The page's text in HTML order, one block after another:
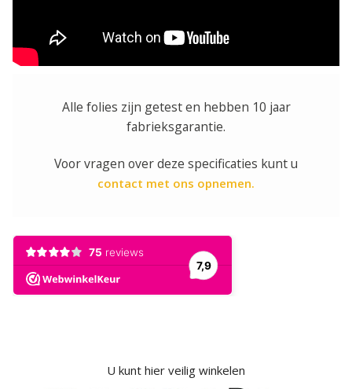
Alle folies zijn getest en hebben 10 jaar
fabrieksgarantie.
Voor vragen over deze specificaties kunt u
contact met ons opnemen.
U kunt hier veilig winkelen